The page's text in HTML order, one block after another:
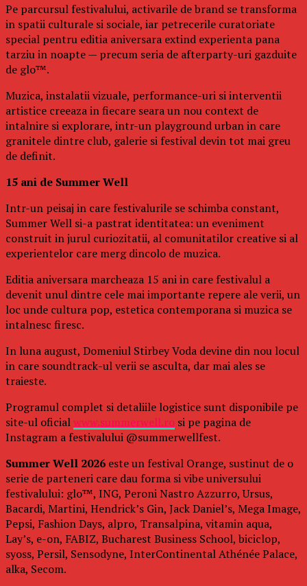
Pe parcursul festivalului, activarile de brand se transforma
in spatii culturale si sociale, iar petrecerile curatoriate
special pentru editia aniversara extind experienta pana
tarziu in noapte — precum seria de afterparty-uri gazduite
de glo™.
Muzica, instalatii vizuale, performance-uri si interventii
artistice creeaza in fiecare seara un nou context de
intalnire si explorare, intr-un playground urban in care
granitele dintre club, galerie si festival devin tot mai greu
de definit.
15 ani de Summer Well
Intr-un peisaj in care festivalurile se schimba constant,
Summer Well si-a pastrat identitatea: un eveniment
construit in jurul curiozitatii, al comunitatilor creative si al
experientelor care merg dincolo de muzica.
Editia aniversara marcheaza 15 ani in care festivalul a
devenit unul dintre cele mai importante repere ale verii, un
loc unde cultura pop, estetica contemporana si muzica se
intalnesc firesc.
In luna august, Domeniul Stirbey Voda devine din nou locul
in care soundtrack-ul verii se asculta, dar mai ales se
traieste.
Programul complet si detaliile logistice sunt disponibile pe
site-ul oficialwww.summerwell.ro si pe pagina de
Instagram a festivalului @summerwellfest.
Summer Well 2026 este un festival Orange, sustinut de o
serie de parteneri care dau forma si vibe universului
festivalului: glo™, ING, Peroni Nastro Azzurro, Ursus,
Bacardi, Martini, Hendrick’s Gin, Jack Daniel’s, Mega Image,
Pepsi, Fashion Days, alpro, Transalpina, vitamin aqua,
Lay’s, e-on, FABIZ, Bucharest Business School, biciclop,
syoss, Persil, Sensodyne, InterContinental Athénée Palace,
alka, Secom.